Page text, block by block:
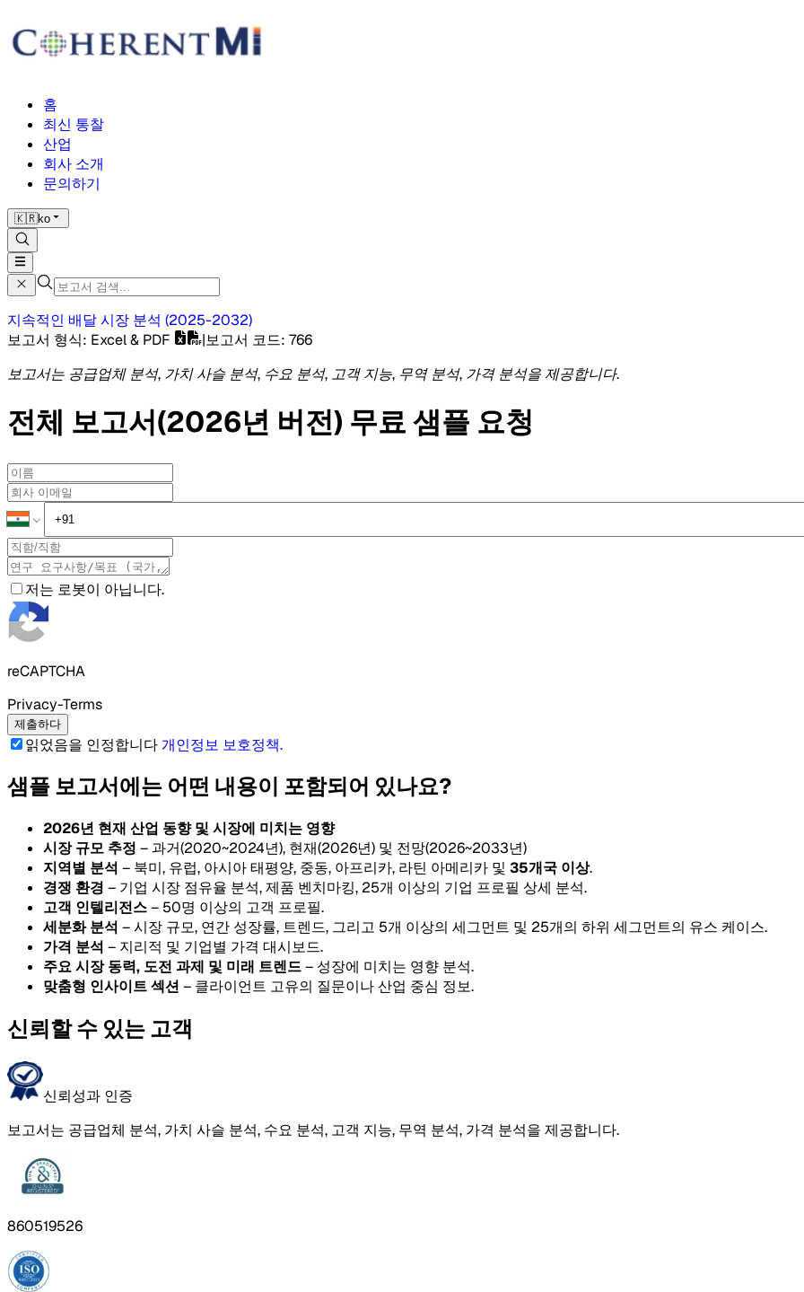
홈
최신 통찰
산업
회사 소개
문의하기
🇰🇷ko
지속적인 배달 시장 분석 (2025-2032)
보고서 형식: Excel & PDF |보고서 코드: 766
보고서는 공급업체 분석, 가치 사슬 분석, 수요 분석, 고객 지능, 무역 분석, 가격 분석을 제공합니다.
전체 보고서(2026년 버전) 무료 샘플 요청
저는 로봇이 아닙니다.
reCAPTCHA
Privacy-Terms
제출하다
읽었음을 인정합니다개인정보 보호정책.
샘플 보고서에는 어떤 내용이 포함되어 있나요?
2026년 현재 산업 동향 및 시장에 미치는 영향
시장 규모 추정 – 과거(2020~2024년), 현재(2026년) 및 전망(2026~2033년)
지역별 분석 – 북미, 유럽, 아시아 태평양, 중동, 아프리카, 라틴 아메리카 및 35개국 이상.
경쟁 환경 – 기업 시장 점유율 분석, 제품 벤치마킹, 25개 이상의 기업 프로필 상세 분석.
고객 인텔리전스– 50명 이상의 고객 프로필.
세분화 분석 – 시장 규모, 연간 성장률, 트렌드, 그리고 5개 이상의 세그먼트 및 25개의 하위 세그먼트의 유스 케이스.
가격 분석 – 지리적 및 기업별 가격 대시보드.
주요 시장 동력, 도전 과제 및 미래 트렌드– 성장에 미치는 영향 분석.
맞춤형 인사이트 섹션 – 클라이언트 고유의 질문이나 산업 중심 정보.
신뢰할 수 있는 고객
신뢰성과 인증
보고서는 공급업체 분석, 가치 사슬 분석, 수요 분석, 고객 지능, 무역 분석, 가격 분석을 제공합니다.
860519526